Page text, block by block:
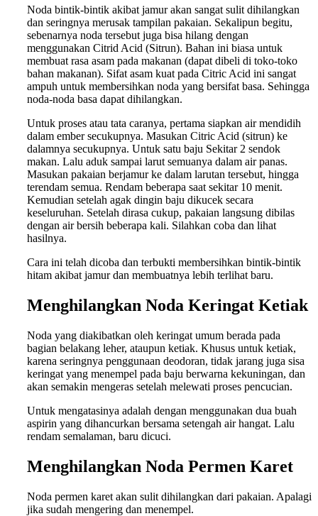
Noda bintik-bintik akibat jamur akan sangat sulit dihilangkan
dan seringnya merusak tampilan pakaian. Sekalipun begitu,
sebenarnya noda tersebut juga bisa hilang dengan
menggunakan Citrid Acid (Sitrun). Bahan ini biasa untuk
membuat rasa asam pada makanan (dapat dibeli di toko-toko
bahan makanan). Sifat asam kuat pada Citric Acid ini sangat
ampuh untuk membersihkan noda yang bersifat basa. Sehingga
noda-noda basa dapat dihilangkan.
Untuk proses atau tata caranya, pertama siapkan air mendidih
dalam ember secukupnya. Masukan Citric Acid (sitrun) ke
dalamnya secukupnya. Untuk satu baju Sekitar 2 sendok
makan. Lalu aduk sampai larut semuanya dalam air panas.
Masukan pakaian berjamur ke dalam larutan tersebut, hingga
terendam semua. Rendam beberapa saat sekitar 10 menit.
Kemudian setelah agak dingin baju dikucek secara
keseluruhan. Setelah dirasa cukup, pakaian langsung dibilas
dengan air bersih beberapa kali. Silahkan coba dan lihat
hasilnya.
Cara ini telah dicoba dan terbukti membersihkan bintik-bintik
hitam akibat jamur dan membuatnya lebih terlihat baru.
Menghilangkan Noda Keringat Ketiak
Noda yang diakibatkan oleh keringat umum berada pada
bagian belakang leher, ataupun ketiak. Khusus untuk ketiak,
karena seringnya penggunaan deodoran, tidak jarang juga sisa
keringat yang menempel pada baju berwarna kekuningan, dan
akan semakin mengeras setelah melewati proses pencucian.
Untuk mengatasinya adalah dengan menggunakan dua buah
aspirin yang dihancurkan bersama setengah air hangat. Lalu
rendam semalaman, baru dicuci.
Menghilangkan Noda Permen Karet
Noda permen karet akan sulit dihilangkan dari pakaian. Apalagi
jika sudah mengering dan menempel.